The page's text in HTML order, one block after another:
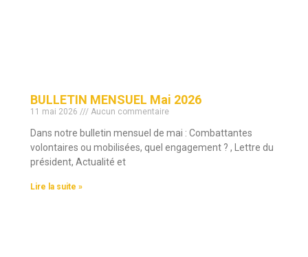
BULLETIN MENSUEL Mai 2026
11 mai 2026 Aucun commentaire
Dans notre bulletin mensuel de mai : Combattantes
volontaires ou mobilisées, quel engagement ? , Lettre du
président, Actualité et
Lire la suite »